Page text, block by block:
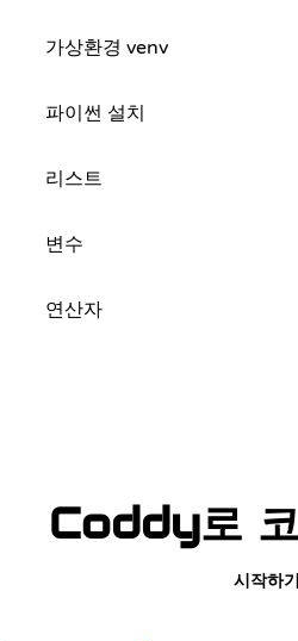
가상환경 venv
파이썬 설치
리스트
변수
연산자
Coddy로
시작하기